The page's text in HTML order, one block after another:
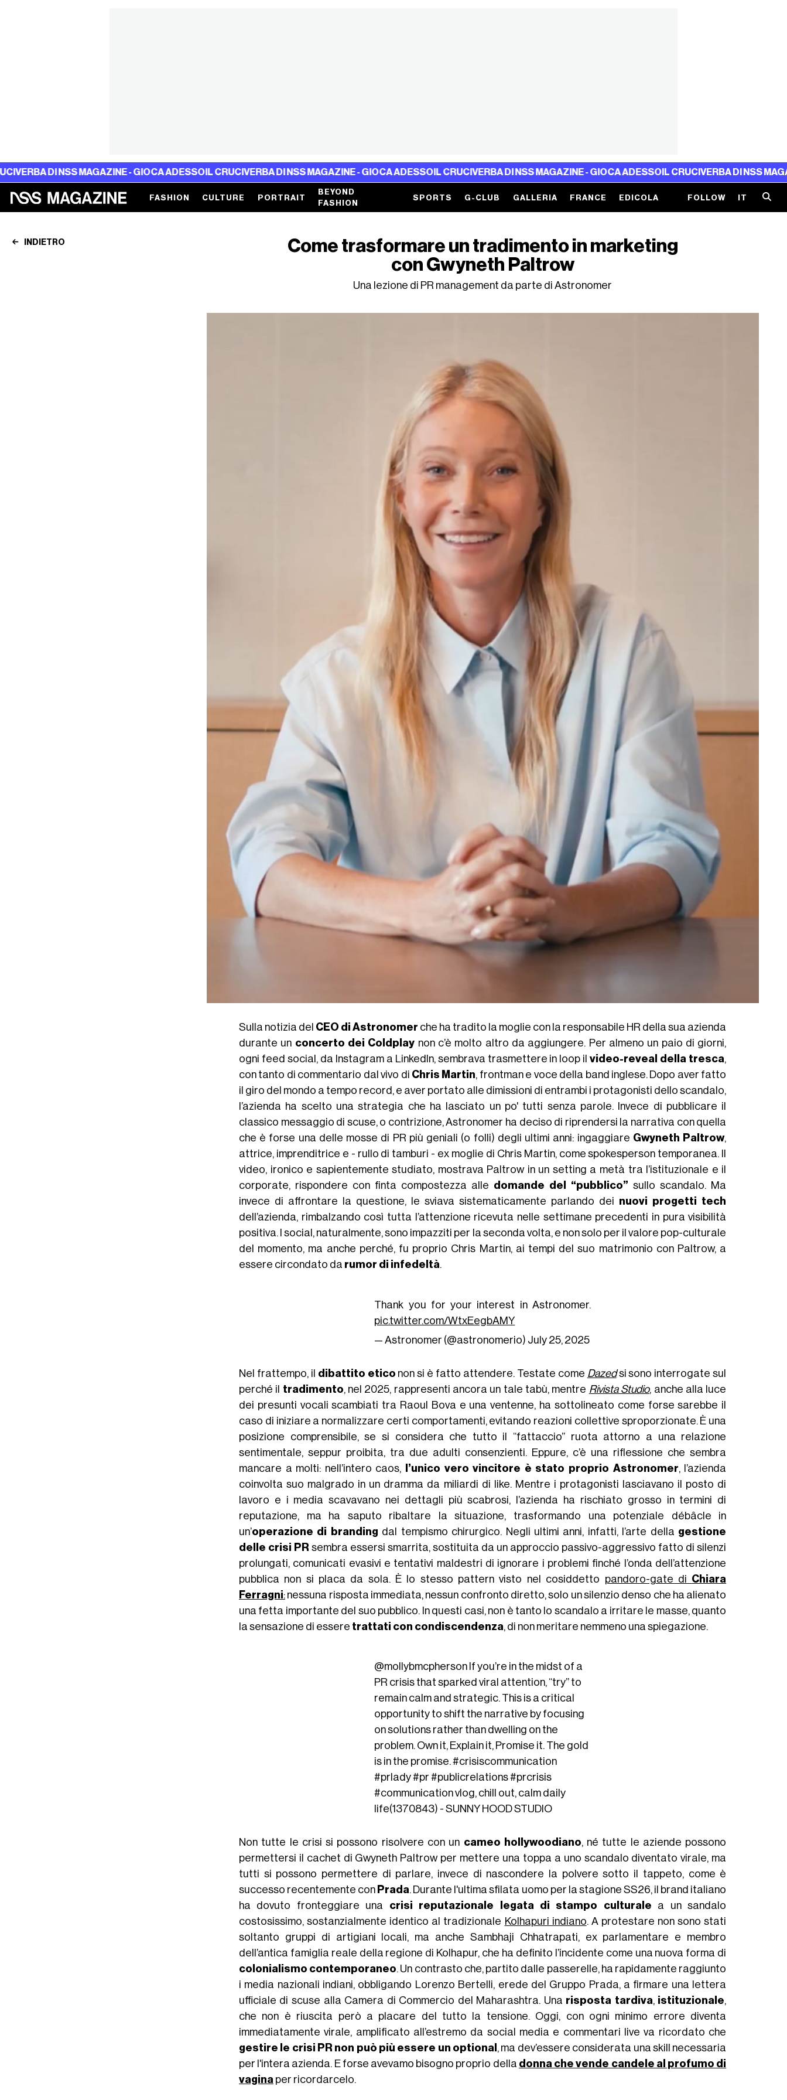
DI NSS MAGAZINE - GIOCA ADESSOIL CRUCIVERBA DI NSS MAGAZINE - GIOCA ADESSOIL CRUCIVERBA DI NSS MAGAZINE - GIOCA ADESSOIL CRUCIVERBA DI NSS MAGAZINE -
FASHION CULTURE PORTRAIT
BEYOND
FASHION
SPORTS G-CLUB GALLERIA FRANCE EDICOLA FOLLOW IT
INDIETRO
Come trasformare un tradimento in marketing
con Gwyneth Paltrow
Una lezione di PR management da parte di Astronomer
Sulla notizia del CEO di Astronomer che ha tradito la moglie con la responsabile HR della sua azienda
durante un concerto dei Coldplay non c’è molto altro da aggiungere. Per almeno un paio di giorni,
ogni feed social, da Instagram a LinkedIn, sembrava trasmettere in loop ilvideo-reveal della tresca,
con tanto di commentario dal vivo di Chris Martin, frontman e voce della band inglese. Dopo aver fatto
il giro del mondo a tempo record, e aver portato alle dimissioni di entrambi i protagonisti dello scandalo,
l’azienda ha scelto una strategia che ha lasciato un po' tutti senza parole. Invece di pubblicare il
classico messaggio di scuse, o contrizione, Astronomer ha deciso di riprendersi la narrativa con quella
che è forse una delle mosse di PR più geniali (o folli) degli ultimi anni: ingaggiare Gwyneth Paltrow,
attrice, imprenditrice e - rullo di tamburi - ex moglie di Chris Martin, come spokesperson temporanea. Il
video, ironico e sapientemente studiato, mostrava Paltrow in un setting a metà tra l’istituzionale e il
corporate, rispondere con finta compostezza alle domande del “pubblico” sullo scandalo. Ma
invece di affrontare la questione, le sviava sistematicamente parlando dei nuovi progetti tech
dell’azienda, rimbalzando così tutta l’attenzione ricevuta nelle settimane precedenti in pura visibilità
positiva. I social, naturalmente, sono impazziti per la seconda volta, e non solo per il valore pop-culturale
del momento, ma anche perché, fu proprio Chris Martin, ai tempi del suo matrimonio con Paltrow, a
essere circondato da rumor di infedeltà.
Thank you for your interest in Astronomer.
pic.twitter.com/WtxEegbAMY
— Astronomer (@astronomerio) July 25, 2025
Nel frattempo, il dibattito etico non si è fatto attendere. Testate come Dazedsi sono interrogate sul
perché il tradimento, nel 2025, rappresenti ancora un tale tabù, mentre Rivista Studio, anche alla luce
dei presunti vocali scambiati tra Raoul Bova e una ventenne, ha sottolineato come forse sarebbe il
caso di iniziare a normalizzare certi comportamenti, evitando reazioni collettive sproporzionate. È una
posizione comprensibile, se si considera che tutto il “fattaccio” ruota attorno a una relazione
sentimentale, seppur proibita, tra due adulti consenzienti. Eppure, c’è una riflessione che sembra
mancare a molti: nell’intero caos,
l’unico vero vincitore è stato proprio Astronomer, l’azienda
coinvolta suo malgrado in un dramma da miliardi di like. Mentre i protagonisti lasciavano il posto di
lavoro e i media scavavano nei dettagli più scabrosi, l’azienda ha rischiato grosso in termini di
reputazione, ma ha saputo ribaltare la situazione, trasformando una potenziale débâcle in
un’operazione di branding dal tempismo chirurgico. Negli ultimi anni, infatti, l’arte della gestione
delle crisi PR sembra essersi smarrita, sostituita da un approccio passivo-aggressivo fatto di silenzi
prolungati, comunicati evasivi e tentativi maldestri di ignorare i problemi finché l’onda dell’attenzione
pubblica non si placa da sola. È lo stesso pattern visto nel cosiddetto pandoro-gate di Chiara
Ferragni:nessuna risposta immediata, nessun confronto diretto, solo un silenzio denso che ha alienato
una fetta importante del suo pubblico. In questi casi, non è tanto lo scandalo a irritare le masse, quanto
la sensazione di essere trattati con condiscendenza, di non meritare nemmeno una spiegazione.
@mollybmcpherson If you’re in the midst of a
PR crisis that sparked viral attention, “try” to
remain calm and strategic. This is a critical
opportunity to shift the narrative by focusing
on solutions rather than dwelling on the
problem. Own it, Explain it, Promise it. The gold
is in the promise.#crisiscommunication
#prlady#pr #publicrelations#prcrisis
#communicationvlog, chill out, calm daily
life(1370843) - SUNNY HOOD STUDIO
Non tutte le crisi si possono risolvere con un cameo hollywoodiano, né tutte le aziende possono
permettersi il cachet di Gwyneth Paltrow per mettere una toppa a uno scandalo diventato virale, ma
tutti si possono permettere di parlare, invece di nascondere la polvere sotto il tappeto, come è
successo recentemente con Prada. Durante l'ultima sfilata uomo per la stagione SS26, il brand italiano
ha dovuto fronteggiare una crisi reputazionale legata di stampo culturale a un sandalo
costosissimo, sostanzialmente identico al tradizionale Kolhapuri indiano. A protestare non sono stati
soltanto gruppi di artigiani locali, ma anche Sambhaji Chhatrapati, ex parlamentare e membro
dell’antica famiglia reale della regione di Kolhapur, che ha definito l’incidente come una nuova forma di
colonialismo contemporaneo. Un contrasto che, partito dalle passerelle, ha rapidamente raggiunto
i media nazionali indiani, obbligando Lorenzo Bertelli, erede del Gruppo Prada, a firmare una lettera
ufficiale di scuse alla Camera di Commercio del Maharashtra. Una risposta tardiva, istituzionale,
che non è riuscita però a placare del tutto la tensione. Oggi, con ogni minimo errore diventa
immediatamente virale, amplificato all’estremo da social media e commentari live va ricordato che
gestire le crisi PR non può più essere un optional , ma dev’essere considerata una skill necessaria
per l'intera azienda. E forse avevamo bisogno proprio della donna che vende candele al profumo di
vagina per ricordarcelo.